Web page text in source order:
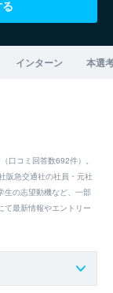
インターン 本選
口コミ回答数692件）。
阪急交通社の社員・元社
生の志望動機など、一部
て最新情報やエントリー